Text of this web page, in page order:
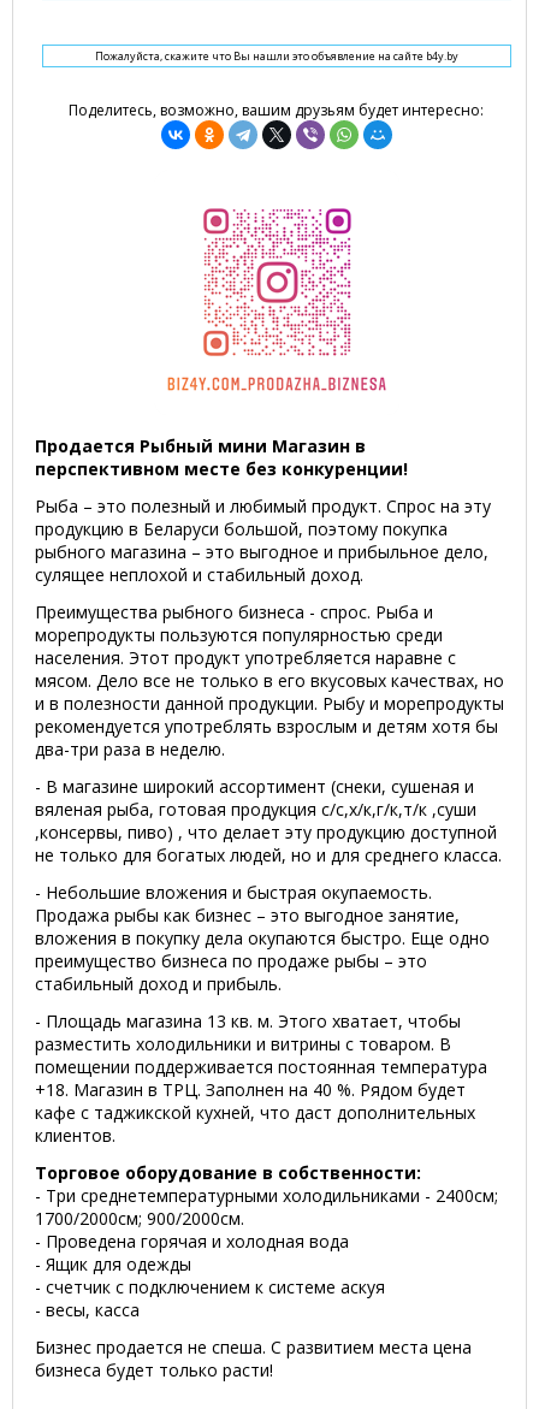
Пожалуйста, скажите что Вы нашли это объявление на сайте b4y.by
Поделитесь, возможно, вашим друзьям будет интересно:
Продается Рыбный мини Магазин в
перспективном месте без конкуренции!
Рыба – это полезный и любимый продукт. Спрос на эту
продукцию в Беларуси большой, поэтому покупка
рыбного магазина – это выгодное и прибыльное дело,
сулящее неплохой и стабильный доход.
Преимущества рыбного бизнеса - спрос. Рыба и
морепродукты пользуются популярностью среди
населения. Этот продукт употребляется наравне с
мясом. Дело все не только в его вкусовых качествах, но
и в полезности данной продукции. Рыбу и морепродукты
рекомендуется употреблять взрослым и детям хотя бы
два-три раза в неделю.
- В магазине широкий ассортимент (снеки, сушеная и
вяленая рыба, готовая продукция с/с,х/к,г/к,т/к ,суши
,консервы, пиво) , что делает эту продукцию доступной
не только для богатых людей, но и для среднего класса.
- Небольшие вложения и быстрая окупаемость.
Продажа рыбы как бизнес – это выгодное занятие,
вложения в покупку дела окупаются быстро. Еще одно
преимущество бизнеса по продаже рыбы – это
стабильный доход и прибыль.
- Площадь магазина 13 кв. м. Этого хватает, чтобы
разместить холодильники и витрины с товаром. В
помещении поддерживается постоянная температура
+18. Магазин в ТРЦ. Заполнен на 40 %. Рядом будет
кафе с таджикской кухней, что даст дополнительных
клиентов.
Торговое оборудование в собственности:
- Три среднетемпературными холодильниками - 2400см;
1700/2000см; 900/2000см.
- Проведена горячая и холодная вода
- Ящик для одежды
- счетчик с подключением к системе аскуя
- весы, касса
Бизнес продается не спеша. С развитием места цена
бизнеса будет только расти!